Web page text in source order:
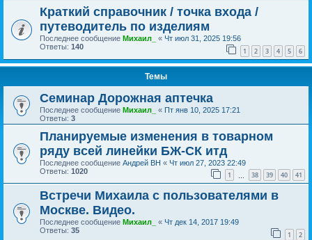
Краткий справочник / точка входа /
путеводитель по изделиям
Последнее сообщение Михаил_ « Чт июл 31, 2025 19:56
Ответы: 140 1 2 3 4 5 6
Темы
Семинар Дорожная аптечка
Последнее сообщение Михаил_ « Пт янв 10, 2025 17:21
Ответы: 3
Планируемые изменения в товарном
ряду всей линейки БЖ-СК итд
Последнее сообщение Андрей ВН « Чт июл 27, 2023 22:49
Ответы: 1020 1 38 39 40 41
Встречи Михаила с пользователями в
Москве. Видео.
Последнее сообщение Михаил_ « Чт дек 14, 2017 19:49
Ответы: 35 1 2